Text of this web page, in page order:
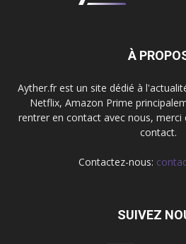
À
Ayther.fr est un site dédié à
Netflix, Amazon Prime
rentrer en contact avec nous, merci
contact.
Contactez-nous:
SUIVEZ